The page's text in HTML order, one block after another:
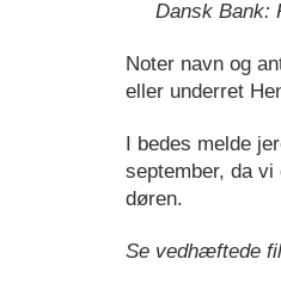
Dansk
Noter navn og
eller underret
I bedes melde
september, da
døren.
Se vedhæftede